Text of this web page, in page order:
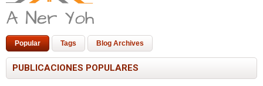
Popular Tags Blog Archives
PUBLICACIONES POPULARES